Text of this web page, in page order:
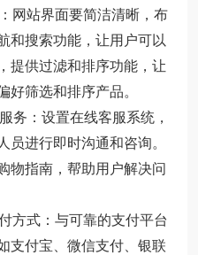
站界面要简洁清晰，布
和搜索功能，让用户可以
提供过滤和排序功能，让
好筛选和排序产品。
：设置在线客服系统，
进行即时沟通和咨询。
物指南，帮助用户解决问
式：与可靠的支付平台
支付宝、微信支付、银联